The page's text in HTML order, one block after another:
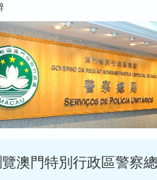
澳門特別行政區警察